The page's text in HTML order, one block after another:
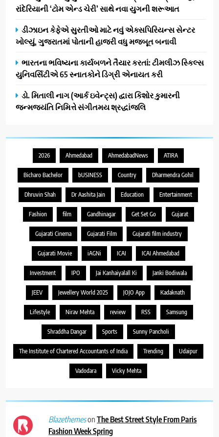
રાંદેરિયાની ‘ટોમ એન્ડ ચેરી’ સાથે નવા યુગની શરૂઆત
ડીઝાઇન કેફેએ સુરતીઓ માટે નવું એક્સપિરિયન્સ સેન્ટર
ખોલ્યું, ગુજરાતમાં પોતાની હાજરી વધુ મજબૂત બનાવી
ભારતના ભવિષ્યના કાર્યબળને તૈયાર કરતાં: ટીમલીઝ સ્કિલ્સ
યુનિવર્સિટીએ 65 સ્નાતકોને ડિગ્રી એનાયત કરી
ડો. મિતાલી નાગ (આર્ક ઇવેન્ટ્સ) દ્વારા કિશોર કુમારની
જન્મજયંતિ નિમિત્તે સંગીતમય શ્રદ્ધાંજલિ
2026 Ahmedabad AhmedabadNews ATIRA
Bicharo Bachelor bUSINESS Country Dharmendra Gohil
Dhruvin Shah Dr Aashita Jain Education Entertainment
Fashion film Gandhinagar Get Set Go Gujarat
Gujarati Cinema Gujarati Film Gujarati film industry
Gujarati Movie iAGNi ICAI ICAI Ahmedabad
Investment IPO Jai Kanhaiyalall Ki Janki Bodiwala
JEEV Jewellery World 2025 JOJO App Kadaknath
Lifestyle Nirav Mehta review RSS Samsung
Shraddha Dangar Sports Sunny Pancholi
The Institute of Chartered Accountants of India Trending Udaipur
Vadodara Vicky Mehta
BlazethemesonThe Best Street Style From Paris
Fashion Week Spring